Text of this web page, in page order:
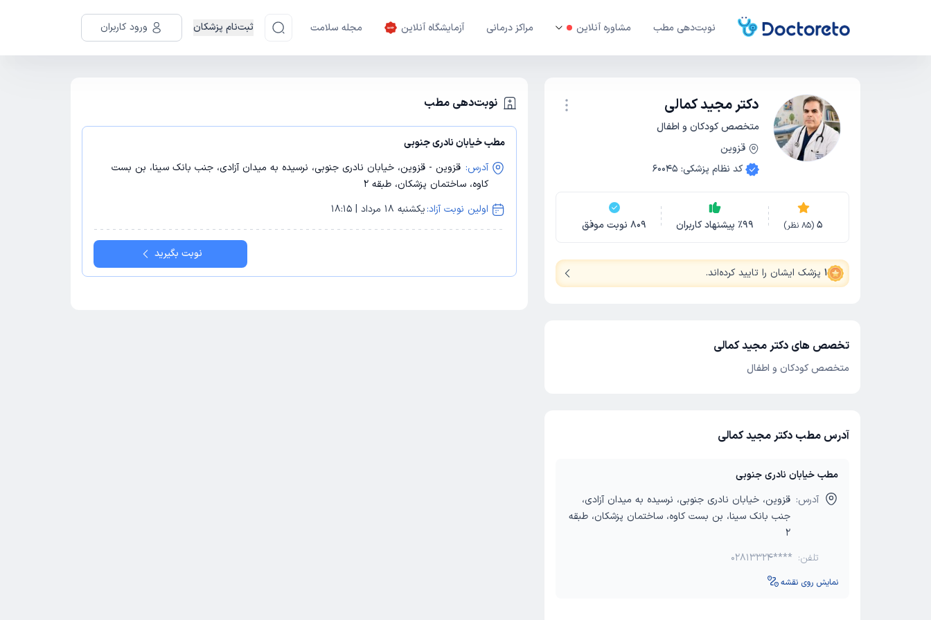
نوبت‌دهی مطب مشاوره آنلاین مراکز درمانی آزمایشگاه آنلاین مجله سلامت ثبت‌نام پزشکان ورود کاربران
دکتر مجید کمالی
متخصص کودکان و اطفال
قزوین
کد نظام پزشکی:
60045
5
(
85 نظر) ٪99 پیشنهاد کاربران 809 نوبت موفق
1 پزشک ایشان را تایید کرده‌اند.
نوبت‌دهی مطب
مطب خیابان نادری جنوبی
آدرس: قزوین - قزوین، خیابان نادری جنوبی، نرسیده به میدان آزادی، جنب بانک سینا، بن بست
کاوه، ساختمان پزشکان، طبقه 2
اولین نوبت آزاد:یکشنبه 18 مرداد | 18:15
نوبت بگیرید
تخصص های دکتر مجید کمالی
متخصص کودکان و اطفال
آدرس مطب دکتر مجید کمالی
مطب خیابان نادری جنوبی
آدرس: قزوین، خیابان نادری جنوبی، نرسیده به میدان آزادی،
جنب بانک سینا، بن بست کاوه، ساختمان پزشکان، طبقه
2
تلفن: 02813324****
نمایش روی نقشه